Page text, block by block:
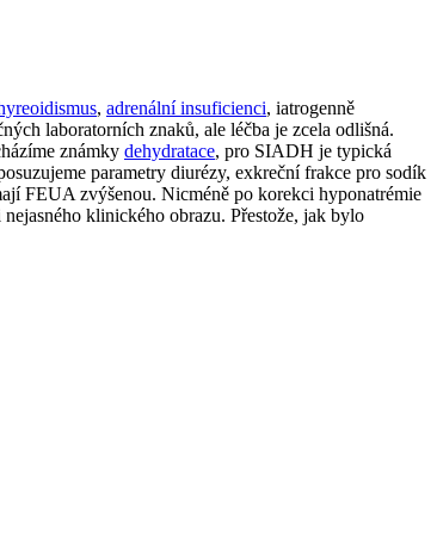
, adrenální insuficienci, iatrogenně
laboratorních znaků, ale léčba je zcela odlišná.
známky dehydratace, pro SIADH je typická
parametry diurézy, exkreční frakce pro sodík
FEUA zvýšenou. Nicméně po korekci hyponatrémie
klinického obrazu. Přestože, jak bylo